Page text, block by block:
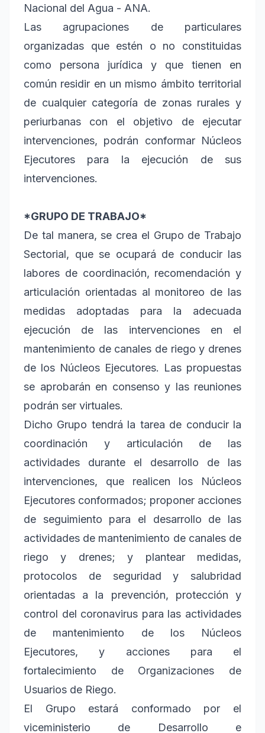
Nacional del Agua - ANA.
Las agrupaciones de particulares
organizadas que estén o no constituidas
como persona jurídica y que tienen en
común residir en un mismo ámbito territorial
de cualquier categoría de zonas rurales y
periurbanas con el objetivo de ejecutar
intervenciones, podrán conformar Núcleos
Ejecutores para la ejecución de sus
intervenciones.
*GRUPO DE TRABAJO*
De tal manera, se crea el Grupo de Trabajo
Sectorial, que se ocupará de conducir las
labores de coordinación, recomendación y
articulación orientadas al monitoreo de las
medidas adoptadas para la adecuada
ejecución de las intervenciones en el
mantenimiento de canales de riego y drenes
de los Núcleos Ejecutores. Las propuestas
se aprobarán en consenso y las reuniones
podrán ser virtuales.
Dicho Grupo tendrá la tarea de conducir la
coordinación y articulación de las
actividades durante el desarrollo de las
intervenciones, que realicen los Núcleos
Ejecutores conformados; proponer acciones
de seguimiento para el desarrollo de las
actividades de mantenimiento de canales de
riego y drenes; y plantear medidas,
protocolos de seguridad y salubridad
orientadas a la prevención, protección y
control del coronavirus para las actividades
de mantenimiento de los Núcleos
Ejecutores, y acciones para el
fortalecimiento de Organizaciones de
Usuarios de Riego.
El Grupo estará conformado por el
viceministerio de Desarrollo e